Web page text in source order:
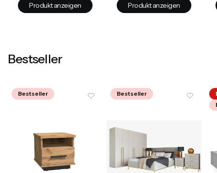
Produkt anzeigen Produkt anzeigen
Bestseller
Bestseller Bestseller